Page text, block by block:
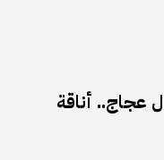
عجاج.. أناقة